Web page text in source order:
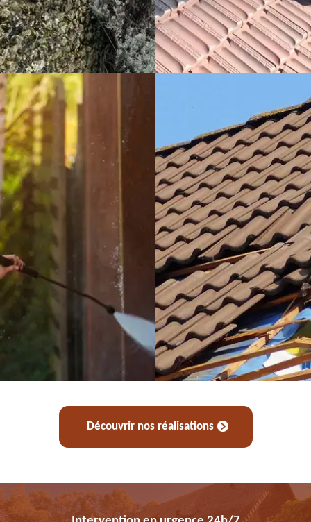
Découvrir nos réalisations